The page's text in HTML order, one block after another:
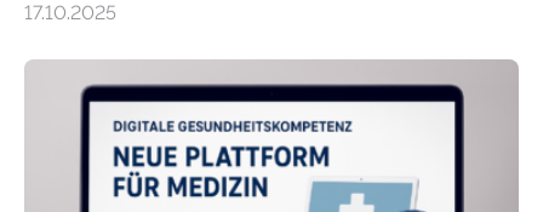
haben Dr. Morris Gellisch, ehemals an der Ruhr-
und Boris Burr von der Ruhr-Universität Bochum in
dafür eine technische Schnittstelle, über die
physiologische Daten in Echtzeit an das Sprachmodell
übermittelt werden können. Die Künstliche Intelligenz
17.10.2025